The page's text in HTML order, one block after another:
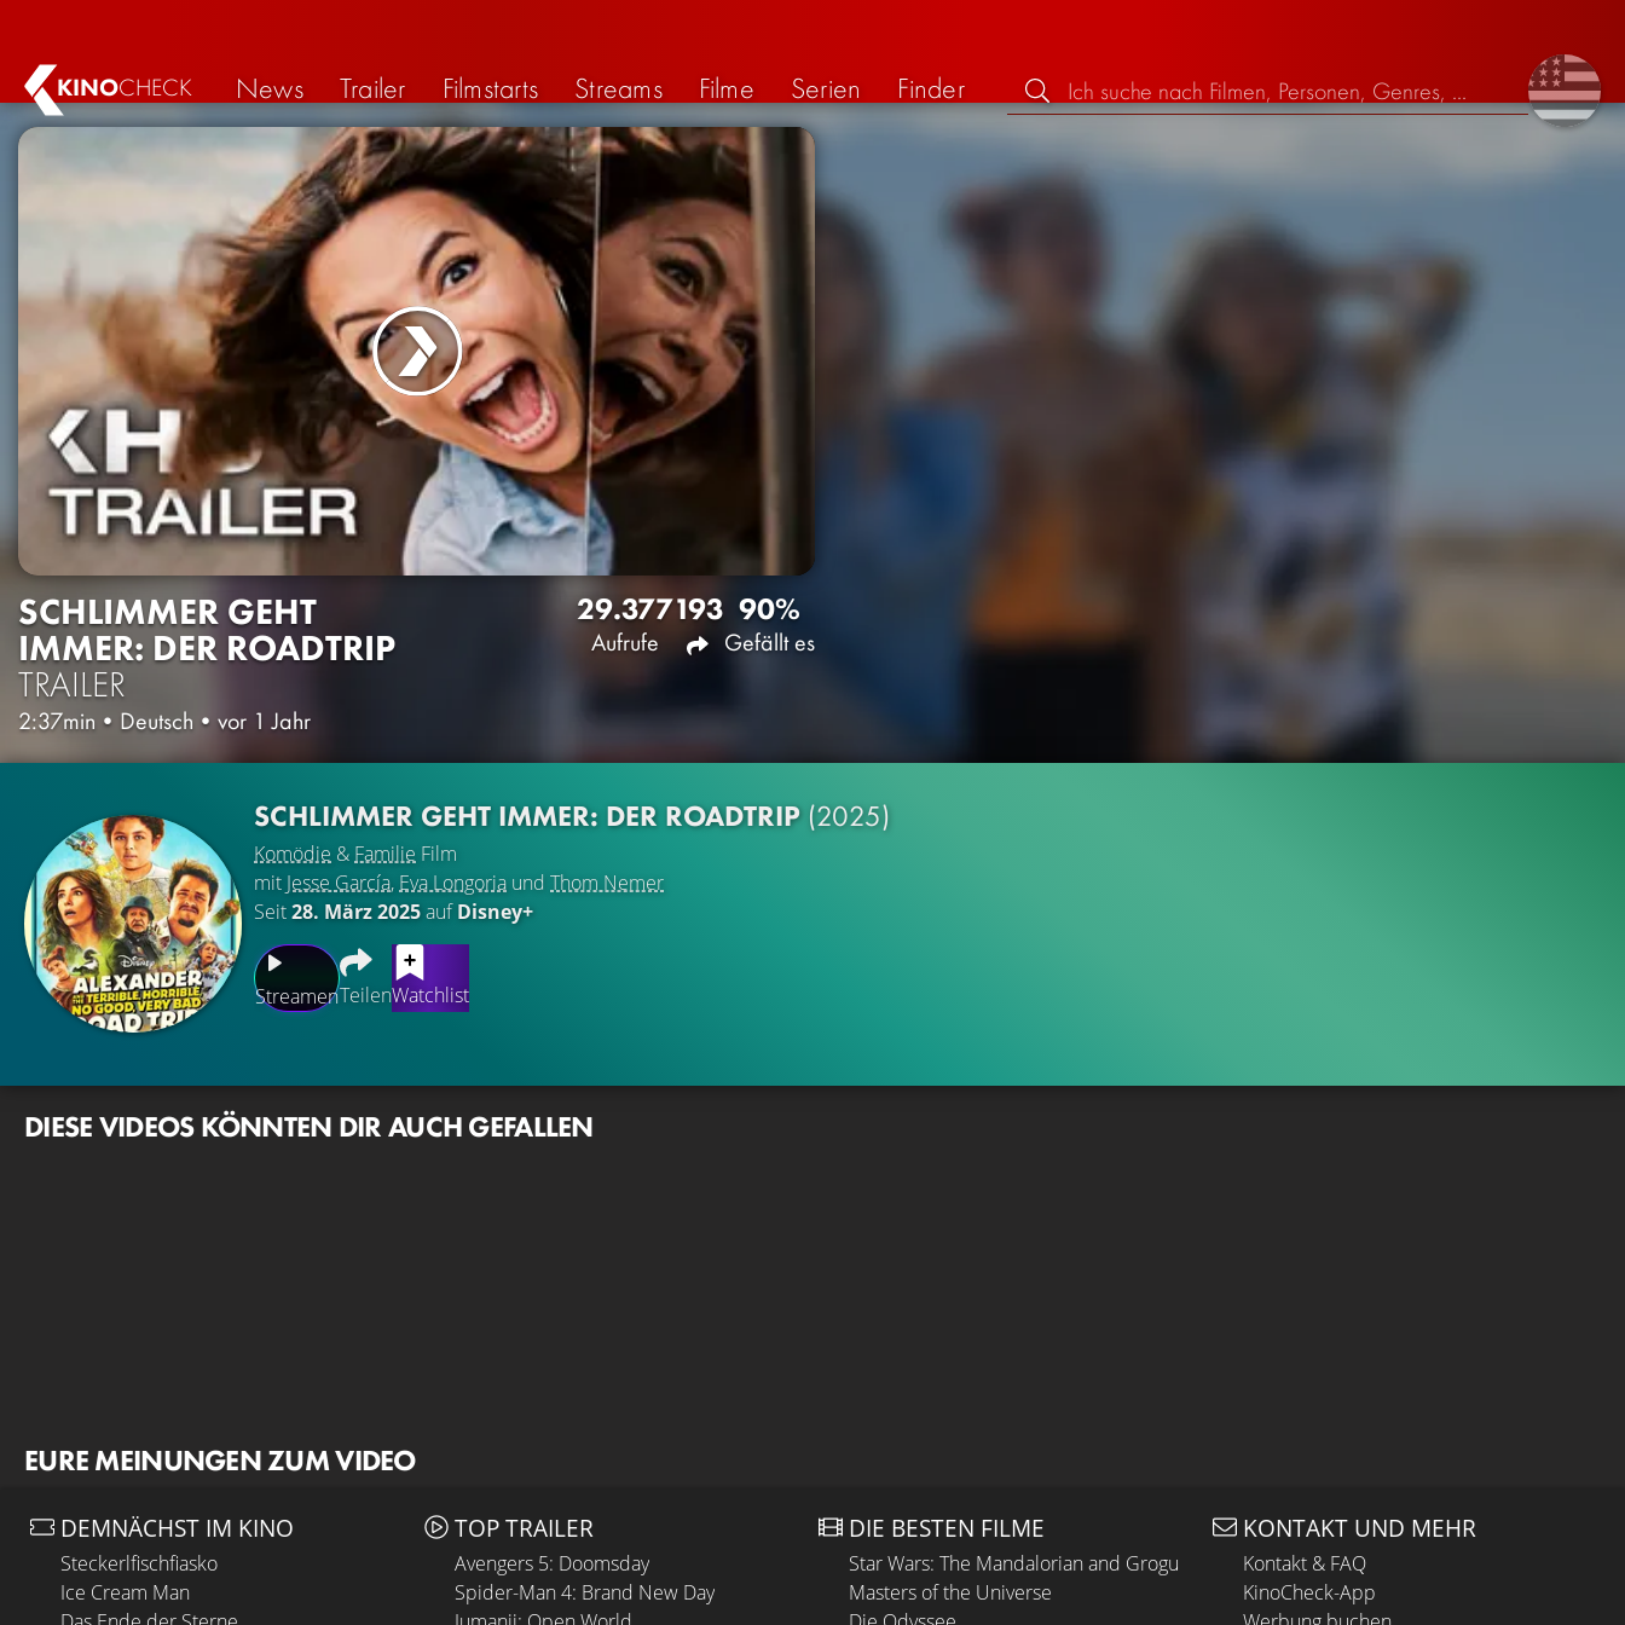
KINOCHECK News Trailer Filmstarts Streams Filme Serien Finder
SCHLIMMER GEHT
IMMER: DER ROADTRIP
TRAILER
2:37min • Deutsch • vor 1 Jahr
29.377
Aufrufe
193 90%
Gefällt es
SCHLIMMER GEHT IMMER: DER ROADTRIP (2025)
Komödie & Familie Film
mit Jesse García, Eva Longoria und Thom Nemer
Seit28. März 2025aufDisney+
StreamenTeilenWatchlist
DIESE VIDEOS KÖNNTEN DIR AUCH GEFALLEN
EURE MEINUNGEN ZUM VIDEO
DEMNÄCHST IM KINO
Steckerlfischfiasko
Ice Cream Man
TOP TRAILER
Avengers 5: Doomsday
Spider-Man 4: Brand New Day
DIE BESTEN FILME
Star Wars: The Mandalorian and Grogu
Masters of the Universe
KONTAKT UND MEHR
Kontakt & FAQ
KinoCheck-App